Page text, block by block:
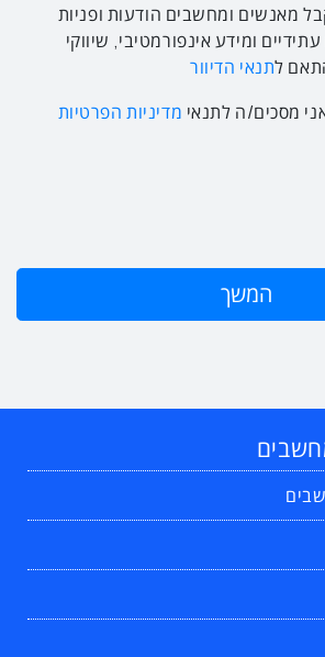
מאנשים ומחשבים הודעות ופניות
ומידע אינפורמטיבי, שיווקי
לתנאי הדיוור
מסכים/ה לתנאי מדיניות הפרטיות